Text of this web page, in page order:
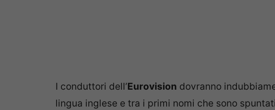
I conduttori dell’Eurovision dovranno
lingua inglese e tra i primi nomi che sono